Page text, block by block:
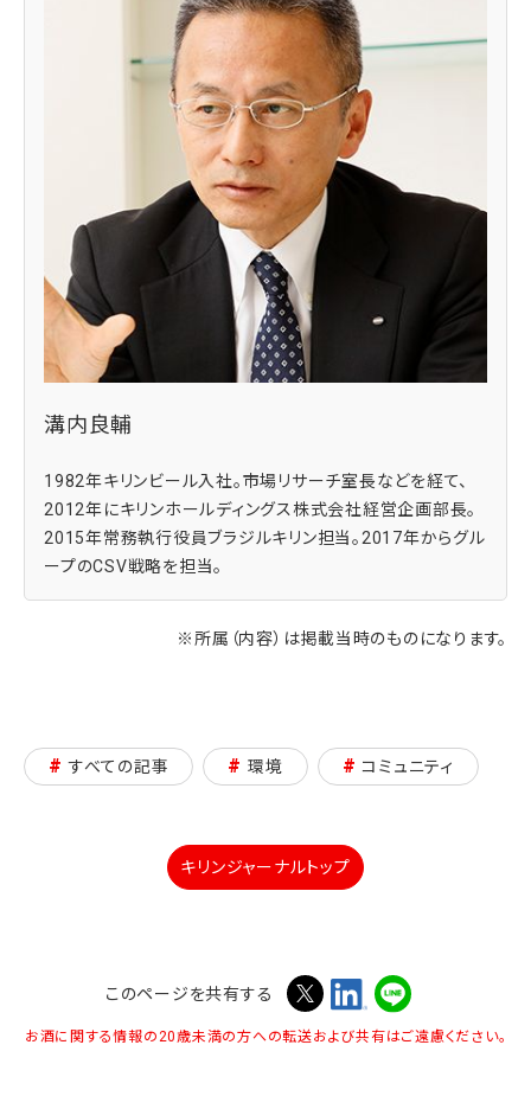
溝内良輔
1982年キリンビール入社。市場リサーチ室長などを経て、
2012年にキリンホールディングス株式会社経営企画部長。
2015年常務執行役員ブラジルキリン担当。2017年からグル
ープのCSV戦略を担当。
※所属（内容）は掲載当時のものになります。
# すべての記事 # 環境 # コミュニティ
キリンジャーナルトップ
このページを共有する
お酒に関する情報の20歳未満の方への転送および共有はご遠慮ください。